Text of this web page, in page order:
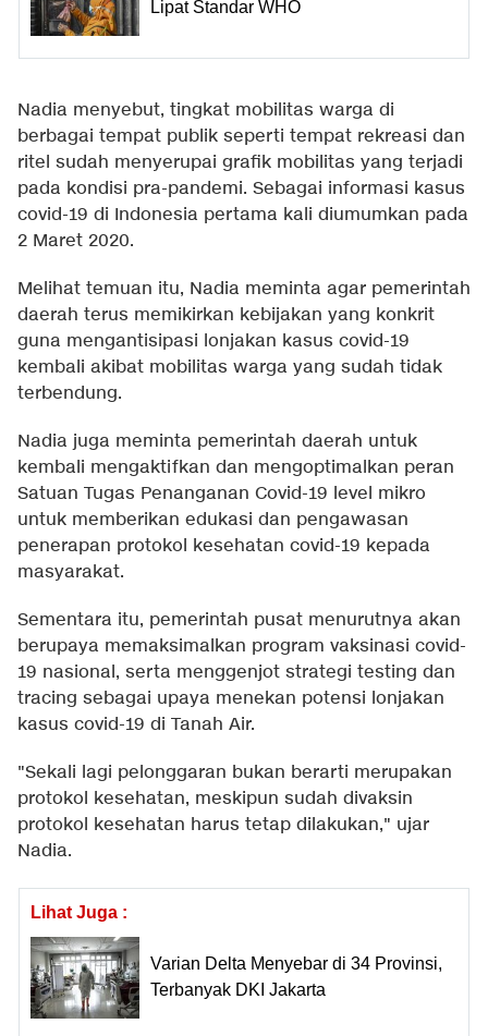
Lipat Standar WHO
Nadia menyebut, tingkat mobilitas warga di
berbagai tempat publik seperti tempat rekreasi dan
ritel sudah menyerupai grafik mobilitas yang terjadi
pada kondisi pra-pandemi. Sebagai informasi kasus
covid-19 di Indonesia pertama kali diumumkan pada
2 Maret 2020.
Melihat temuan itu, Nadia meminta agar pemerintah
daerah terus memikirkan kebijakan yang konkrit
guna mengantisipasi lonjakan kasus covid-19
kembali akibat mobilitas warga yang sudah tidak
terbendung.
Nadia juga meminta pemerintah daerah untuk
kembali mengaktifkan dan mengoptimalkan peran
Satuan Tugas Penanganan Covid-19 level mikro
untuk memberikan edukasi dan pengawasan
penerapan protokol kesehatan covid-19 kepada
masyarakat.
Sementara itu, pemerintah pusat menurutnya akan
berupaya memaksimalkan program vaksinasi covid-
19 nasional, serta menggenjot strategi testing dan
tracing sebagai upaya menekan potensi lonjakan
kasus covid-19 di Tanah Air.
"Sekali lagi pelonggaran bukan berarti merupakan
protokol kesehatan, meskipun sudah divaksin
protokol kesehatan harus tetap dilakukan," ujar
Nadia.
Lihat Juga :
Varian Delta Menyebar di 34 Provinsi,
Terbanyak DKI Jakarta